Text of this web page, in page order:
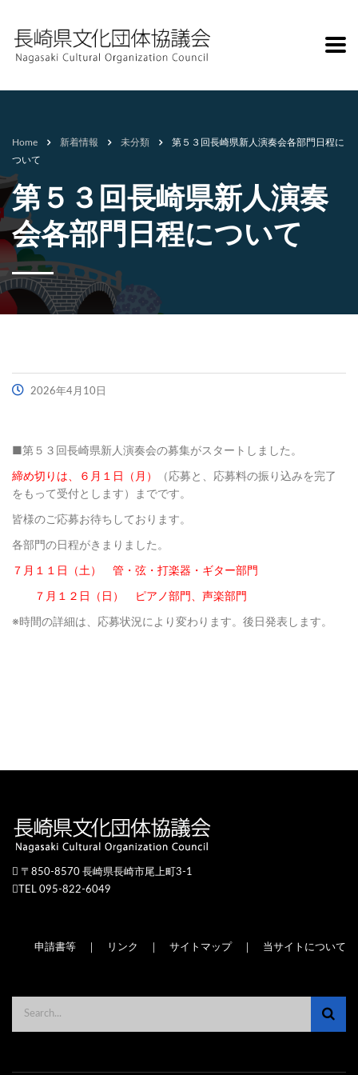
Home 新着情報 未分類
第５３回長崎県新人演奏会各部門日程に
ついて
第５３回長崎県新人演奏
会各部門日程について
2026年4月10日
■第５３回長崎県新人演奏会の募集がスタートしました。
締め切りは、６月１日（月）
（応募と、応募料の振り込みを完了
をもって受付とします）までです。
皆様のご応募お待ちしております。
各部門の日程がきまりました。
７月１１日（土） 管・弦・打楽器・ギター部門
７月１２日（日） ピアノ部門、声楽部門
※時間の詳細は、応募状況により変わります。後日発表します。
〒850-8570 長崎県長崎市尾上町3-1
TEL 095-822-6049
申請書等 リンク サイトマップ 当サイトについて